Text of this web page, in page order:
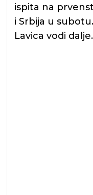
ispita na
i Srbija u
Lavica vodi dalje.